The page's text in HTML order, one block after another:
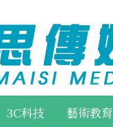
3C科技 藝術教育